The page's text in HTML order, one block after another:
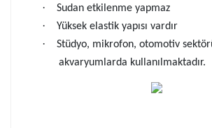
· Sudan etkilenme yapmaz
· Yüksek elastik yapısı vardır
·
Stüdyo, mikrofon, otomotiv
akvaryumlarda kullanılmaktadır.